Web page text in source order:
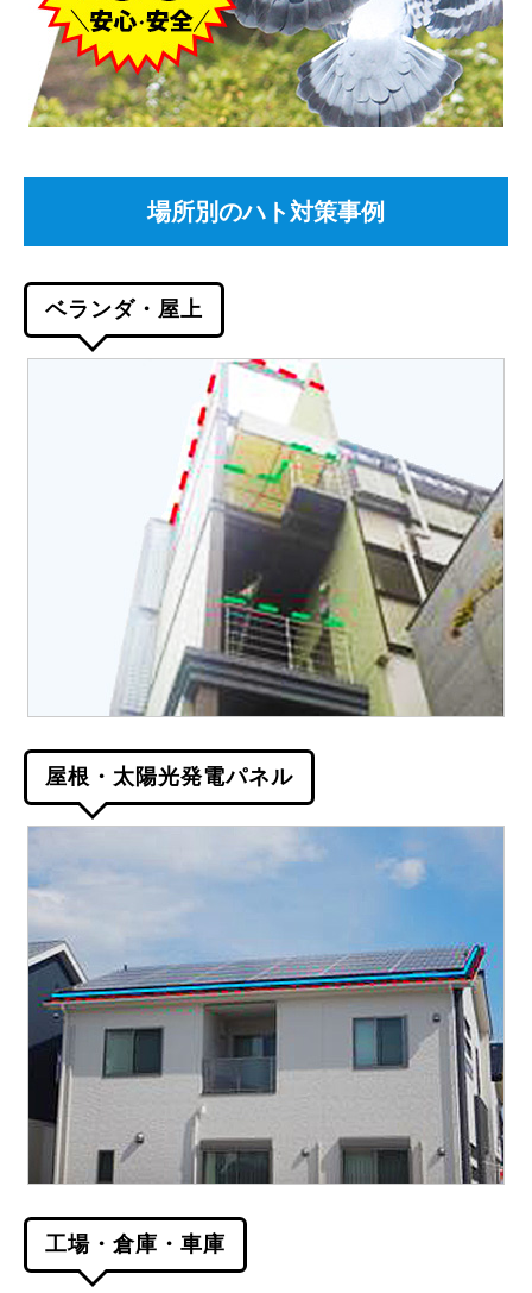
場所別のハト対策事例
ベランダ・屋上
屋根・太陽光発電パネル
工場・倉庫・車庫